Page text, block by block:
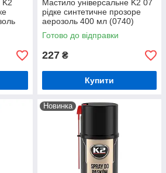
K2
Мастило універсальне K2 07
рідке синтетичне прозоре
аерозоль 400 мл (0740)
Готово до відправки
227 ₴
Купити
Новинка